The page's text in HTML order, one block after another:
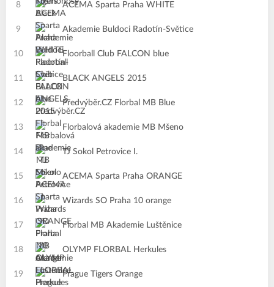
8 ACEMA Sparta Praha WHITE
9 Akademie Buldoci Radotín-Světice
10 Floorball Club FALCON blue
11 BLACK ANGELS 2015
12 Předvýběr.CZ Florbal MB Blue
13 Florbalová akademie MB Mšeno
14 TJ Sokol Petrovice I.
15 ACEMA Sparta Praha ORANGE
16 Wizards SO Praha 10 orange
17 Florbal MB Akademie Luštěnice
18 OLYMP FLORBAL Herkules
19 Prague Tigers Orange